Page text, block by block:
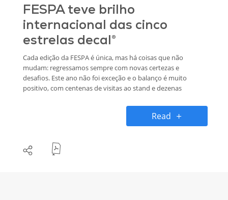
FESPA teve brilho
internacional das cinco
estrelas decal®
Cada edição da FESPA é única, mas há coisas que não
mudam: regressamos sempre com novas certezas e
desafios. Este ano não foi exceção e o balanço é muito
positivo, com centenas de visitas ao stand e dezenas
Read